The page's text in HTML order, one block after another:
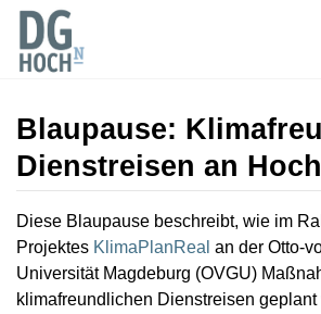
Blaupause:
Dienstreisen an
Wechseln zu:Navigation,Suche
Diese Blaupause beschreibt, wie im
Projektes KlimaPlanReal an der Otto-
Universität Magdeburg (OVGU)
klimafreundlichen Dienstreisen